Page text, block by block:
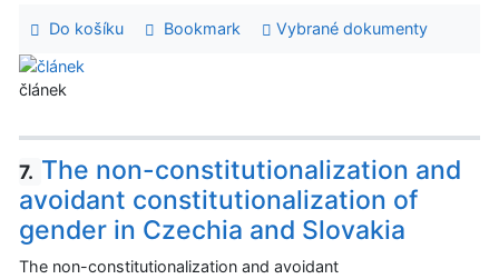
Do košíku Bookmark Vybrané dokumenty
článek
7. The non-constitutionalization and
avoidant constitutionalization of
gender in Czechia and Slovakia
The non-constitutionalization and avoidant